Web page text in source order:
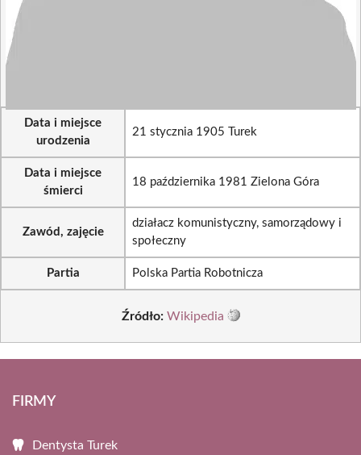
Data i miejsce
urodzenia
21 stycznia 1905 Turek
Data i miejsce
śmierci
18 października 1981 Zielona Góra
Zawód, zajęcie
działacz komunistyczny, samorządowy i
społeczny
Partia Polska Partia Robotnicza
Źródło: Wikipedia
FIRMY
Dentysta Turek